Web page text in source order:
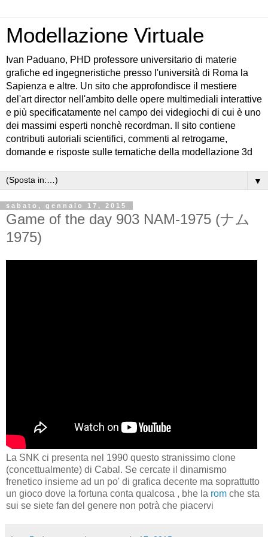
Modellazione Virtuale
Ivan Paduano, PHD professore universitario di materie
grafiche ed ingegneristiche presso l'università di Roma la
Sapienza e altre. Un sito che approfondisce il mestiere
del'art director nell'ambito delle opere multimediali interattive
e più specificatamente nel campo dei videgiochi di cui è uno
dei massimi esperti nonchè recordman. Il sito contiene
contributi autoriali scientifici, commenti al retrogame,
domande e risposte sulle tematiche della modellazione 3d
▼
sabato, gennaio 17, 2015
Game of the day 903 NAM-1975 (ナム
1975)
La SNK ci presenta nel 1990 questo stranissimo clone
(concettualmente) di Cabal. Se cercate il dinamismo
frenetico insieme ad un po' di grafica decente ma soprattutto
un gioco dove la fortuna conta qualcosa , bhe la rom che sta
sui se siete fan del genere non potrà che piacervi